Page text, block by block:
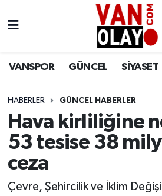
VANSPOR GÜNCEL SİYASET
HABERLER GÜNCEL HABERLER
Hava kirliliğine
53 tesise 38
ceza
Çevre, Şehircilik ve İklim
Siyaset
Ekonomi
Sağlık
Van Nöbetçi Eczaneler
Van Namaz Vakitleri
Van Trafik Yoğunluk Haritası
Süper Lig Puan Durumu ve